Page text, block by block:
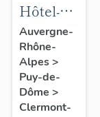
Hôtel-
Dieu de
Clermont-
Ferrand
: les
raisons
Auvergne-
Rhône-
Alpes>
Puy-de-
Dôme >
Clermont-